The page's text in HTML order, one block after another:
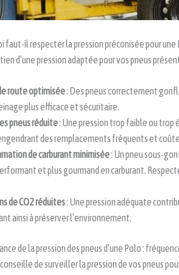
faut-il respecter la pression préconisée pour une
d’une pression adaptée pour vos pneus
route optimisée: Des pneus correctement
plus efficace et sécuritaire.
pneus réduite: Une pression trop faible ou
des remplacements fréquents et
de carburant minimisée: Un pneu sous-
et plus gourmand en carburant.
de CO2 réduites: Une pression adéquate
ainsi à préserver l’environnement.
de la pression des pneus d’une Polo :
de surveiller la pression de vos pneus